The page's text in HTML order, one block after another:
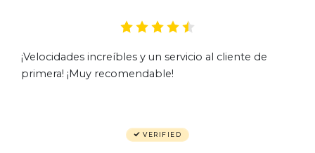
¡Velocidades increíbles y un servicio al cliente de
primera! ¡Muy recomendable!
VERIFIED